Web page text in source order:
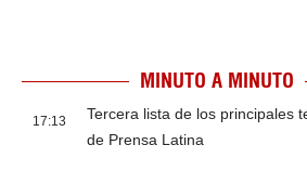
MINUTO A MINUTO
17:13
Tercera lista de los principales
de Prensa Latina